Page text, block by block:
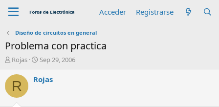
Acceder Registrarse
Diseño de circuitos en general
Problema con practica
A
t
o
r
Rojas
F
c
h
Sep 29, 2006
R Rojas